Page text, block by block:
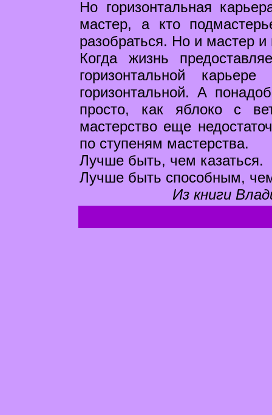
Но горизонтальная
мастер, а кто
разобраться. Но и мастер и
Когда жизнь
горизонтальной
горизонтальной. А
просто, как яблоко с
мастерство еще
по ступеням мастерства.
Лучше быть, чем казаться.
Лучше быть способным,
Из книги